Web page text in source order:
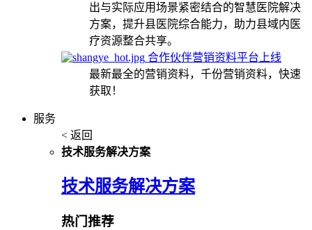
出与实际应用场景紧密结合的智慧医院解决
方案，提升县医院综合能力，助力县域内医
疗资源整合共享。
合作伙伴营销资料平台上线
最新最全的营销资料，千份营销资料，快速
获取！
服务
< 返回
技术服务解决方案
技术服务解决方案
热门推荐